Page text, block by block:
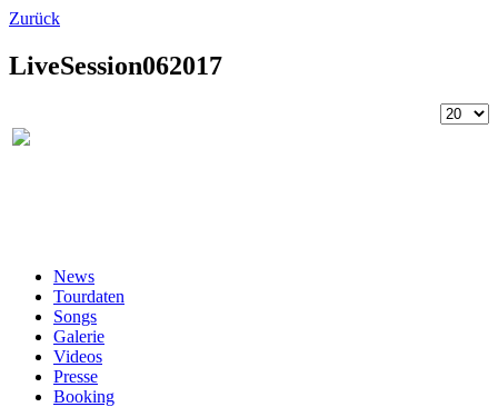
Zurück
LiveSession062017
News
Tourdaten
Songs
Galerie
Videos
Presse
Booking